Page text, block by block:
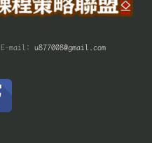
E-mail:u877008@gmail.com